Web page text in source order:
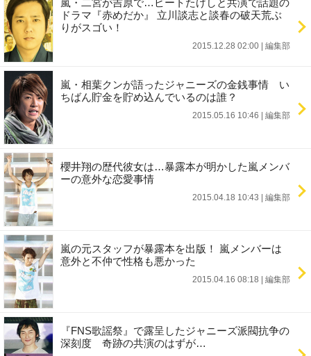
嵐・二宮が吉原で…ビートたけしと共演で話題の
ドラマ『赤めだか』 立川談志と談春の破天荒ぶ
りがスゴい！
2015.12.28 02:00 編集部
嵐・相葉クンが語ったジャニーズの金銭事情 い
ちばん貯金を貯め込んでいるのは誰？
2015.05.16 10:46 編集部
櫻井翔の歴代彼女は…暴露本が明かした嵐メンバ
ーの意外な恋愛事情
2015.04.18 10:43 編集部
嵐の元スタッフが暴露本を出版！ 嵐メンバーは
意外と不仲で性格も悪かった
2015.04.16 08:18 編集部
『FNS歌謡祭』で露呈したジャニーズ派閥抗争の
深刻度 奇跡の共演のはずが…